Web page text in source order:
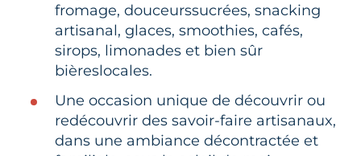
fromage, douceurssucrées, snacking
artisanal, glaces, smoothies, cafés,
sirops, limonades et bien sûr
bièreslocales.
Une occasion unique de découvrir ou
redécouvrir des savoir-faire artisanaux,
dans une ambiance décontractée et